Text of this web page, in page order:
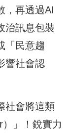
，再透過AI
治訊息包裝
「民意趨
響社會認
社會將這類
」！銳實力